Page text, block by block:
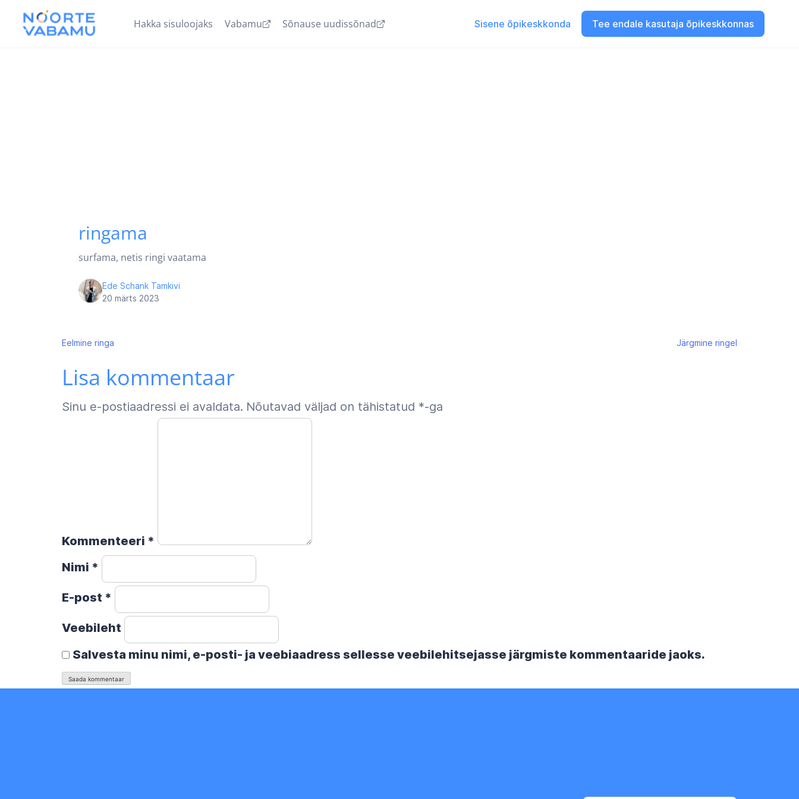
Hakka sisuloojaks Vabamu Sõnause uudissõnad Sisene õpikeskkonda Tee endale kasutaja õpikeskkonnas
ringama
surfama, netis ringi vaatama
Ede Schank Tamkivi
20 märts 2023
Navigeerimine
Eelmine ringa Järgmine ringel
Lisa kommentaar
Sinu e-postiaadressi ei avaldata. Nõutavad väljad on tähistatud *-ga
Kommenteeri *
Nimi *
E-post *
Veebileht
Salvesta minu nimi, e-posti- ja veebiaadress sellesse veebilehitsejasse järgmiste kommentaaride jaoks.